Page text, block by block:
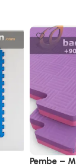
Pembe –